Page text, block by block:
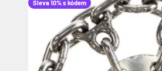
Sleva 10% s kódem